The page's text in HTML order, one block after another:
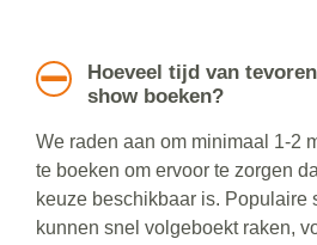
Hoeveel tijd van
show boeken?
We raden aan om minimaal 1-2
te boeken om ervoor te zorgen
keuze beschikbaar is. Populaire
kunnen snel volgeboekt raken,